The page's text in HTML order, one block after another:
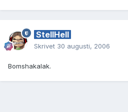
StellHell
Skrivet 30 augusti, 2006
Bomshakalak.